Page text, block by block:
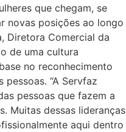
que chegam, se
novas posições ao longo
Diretora Comercial da
de uma cultura
no reconhecimento
“A Servfaz
pessoas que fazem a
Muitas dessas lideranças
aqui dentro